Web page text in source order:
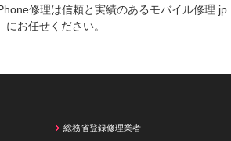
修理は信頼と実績のあるモバイル修理.jp
にお任せください。
総務省登録修理業者